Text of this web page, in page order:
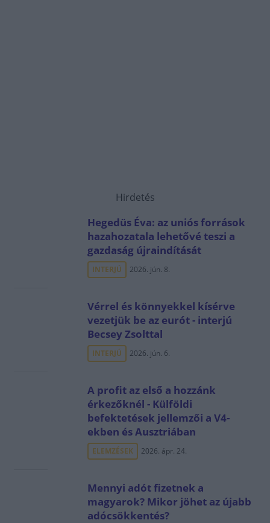
Hirdetés
Hegedüs Éva: az uniós források
hazahozatala lehetővé teszi a
gazdaság újraindítását
INTERJÚ 2026. jún. 8.
Vérrel és könnyekkel kísérve
vezetjük be az eurót - interjú
Becsey Zsolttal
INTERJÚ 2026. jún. 6.
A profit az első a hozzánk
érkezőknél - Külföldi
befektetések jellemzői a V4-
ekben és Ausztriában
ELEMZÉSEK 2026. ápr. 24.
Mennyi adót fizetnek a
magyarok? Mikor jöhet az újabb
adócsökkentés?